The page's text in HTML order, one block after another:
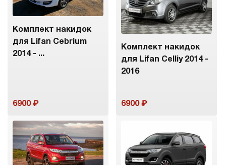
Комплект накидок
для Lifan Cebrium
2014 - ...
6900
Комплект накидок
для Lifan Celliy 2014 -
2016
6900